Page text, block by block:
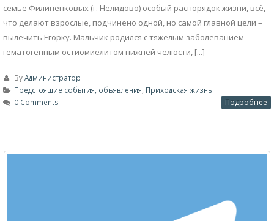
семье Филипенковых (г. Нелидово) особый распорядок жизни, всё,
что делают взрослые, подчинено одной, но самой главной цели –
вылечить Егорку. Мальчик родился с тяжёлым заболеванием –
гематогенным остиомиелитом нижней челюсти, [...]
ByАдминистратор
Предстоящие события, объявления, Приходская жизнь
0 Comments
Подробнее